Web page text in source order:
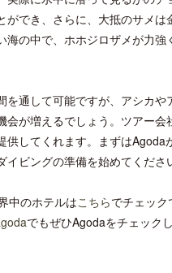
ができ、さらに、大抵のサメ
海の中で、ホホジロザメが力
を通して可能ですが、アシカ
会が増えるでしょう。ツアー
供してくれます。まずは
イビングの準備を始めてくださ
中のホテルはこちらでチェック
でもぜひAgodaをチェック